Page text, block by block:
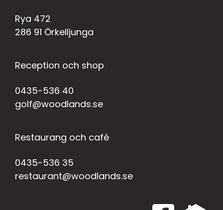
Rya 472
286 91 Örkelljunga
Reception och shop
0435-536 40
golf@woodlands.se
Restaurang och café
0435-536 35
restaurant@woodlands.se